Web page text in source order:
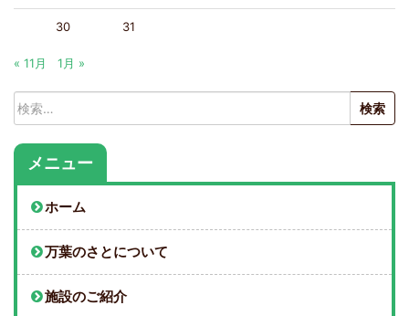
30 31
« 11月 1月 »
検
索:
メニュー
ホーム
万葉のさとについて
施設のご紹介